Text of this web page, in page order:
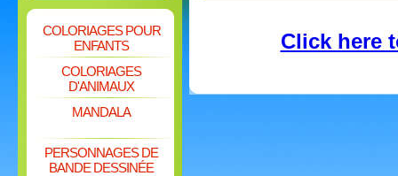
COLORIAGES POUR
ENFANTS
COLORIAGES
D'ANIMAUX
MANDALA
PERSONNAGES DE
BANDE DESSINÉE
Click here